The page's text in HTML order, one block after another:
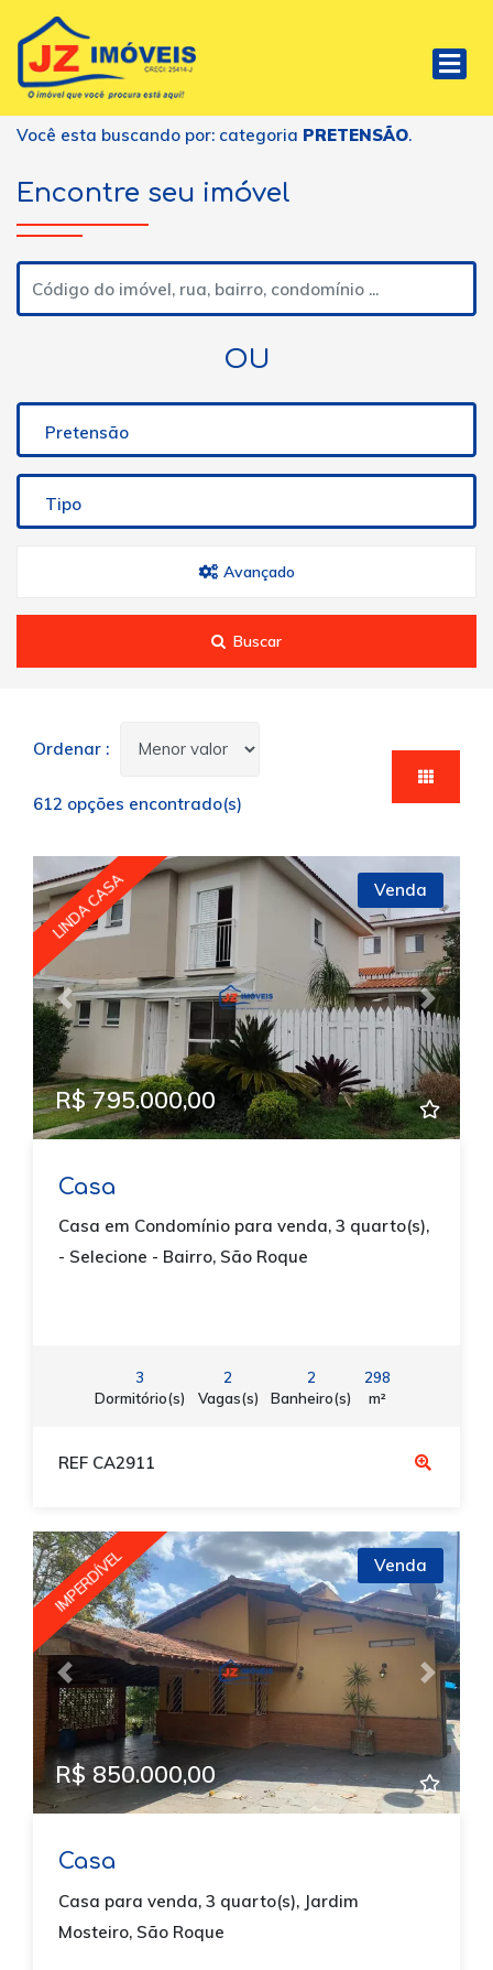
Você esta buscando por: categoria PRETENSÃO.
Encontre seu imóvel
OU
Pretensão
Tipo
Avançado
Buscar
Ordenar :
612 opções encontrado(s)
Previous Next
LINDA CASA Venda
R$ 795.000,00
Casa
Casa em Condomínio para venda, 3 quarto(s),
- Selecione - Bairro, São Roque
3
Dormitório(s)
2
Vagas(s)
2
Banheiro(s)
298
m²
REF CA2911
Previous Next
IMPERDÍVEL Venda
R$ 850.000,00
Casa
Casa para venda, 3 quarto(s), Jardim
Mosteiro, São Roque